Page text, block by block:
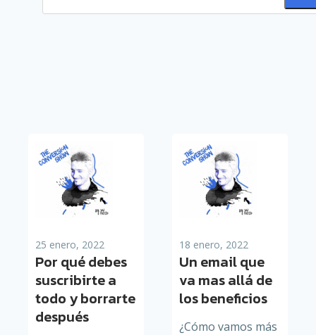
25 enero, 2022
Por qué debes
suscribirte a
todo y borrarte
después
18 enero, 2022
Un email que
va mas allá de
los beneficios
¿Cómo vamos más